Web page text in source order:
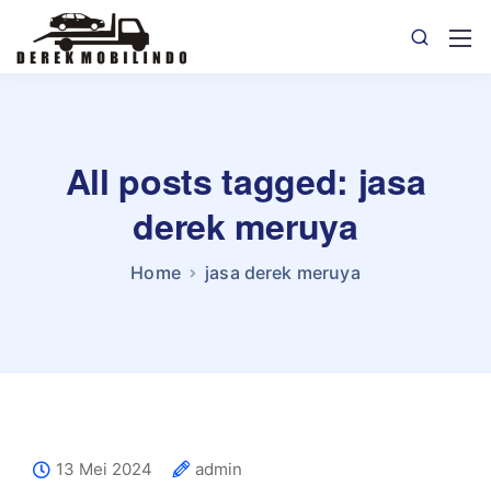
All posts tagged: jasa
derek meruya
Home jasa derek meruya
13 Mei 2024
admin